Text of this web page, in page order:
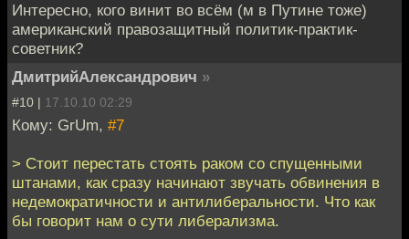
Интересно, кого винит во всём (м в Путине тоже)
американский правозащитный политик-практик-
советник?
ДмитрийАлександрович »
#10 | 17.10.10 02:29
Кому: GrUm, #7
> Стоит перестать стоять раком со спущенными
штанами, как сразу начинают звучать обвинения в
недемократичности и антилиберальности. Что как
бы говорит нам о сути либерализма.